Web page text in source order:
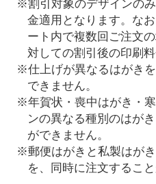
※割引対象のデザインの
金適用となります。な
ート内で複数回ご注文
対しての割引後の印刷
※仕上げが異なるはがき
できません。
※年賀状・喪中はがき・
ンの異なる種別のはが
ができません。
※郵便はがきと私製はが
を、同時に注文すること